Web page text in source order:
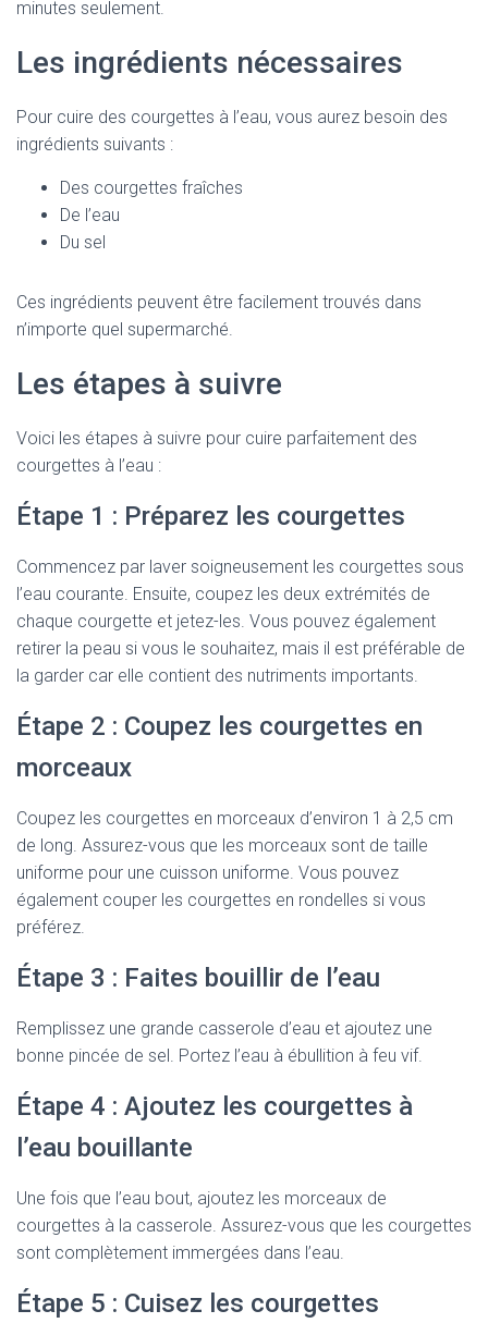
minutes seulement.
Les ingrédients nécessaires
Pour cuire des courgettes à l’eau, vous aurez besoin des
ingrédients suivants :
Des courgettes fraîches
De l’eau
Du sel
Ces ingrédients peuvent être facilement trouvés dans
n’importe quel supermarché.
Les étapes à suivre
Voici les étapes à suivre pour cuire parfaitement des
courgettes à l’eau :
Étape 1 : Préparez les courgettes
Commencez par laver soigneusement les courgettes sous
l’eau courante. Ensuite, coupez les deux extrémités de
chaque courgette et jetez-les. Vous pouvez également
retirer la peau si vous le souhaitez, mais il est préférable de
la garder car elle contient des nutriments importants.
Étape 2 : Coupez les courgettes en
morceaux
Coupez les courgettes en morceaux d’environ 1 à 2,5 cm
de long. Assurez-vous que les morceaux sont de taille
uniforme pour une cuisson uniforme. Vous pouvez
également couper les courgettes en rondelles si vous
préférez.
Étape 3 : Faites bouillir de l’eau
Remplissez une grande casserole d’eau et ajoutez une
bonne pincée de sel. Portez l’eau à ébullition à feu vif.
Étape 4 : Ajoutez les courgettes à
l’eau bouillante
Une fois que l’eau bout, ajoutez les morceaux de
courgettes à la casserole. Assurez-vous que les courgettes
sont complètement immergées dans l’eau.
Étape 5 : Cuisez les courgettes